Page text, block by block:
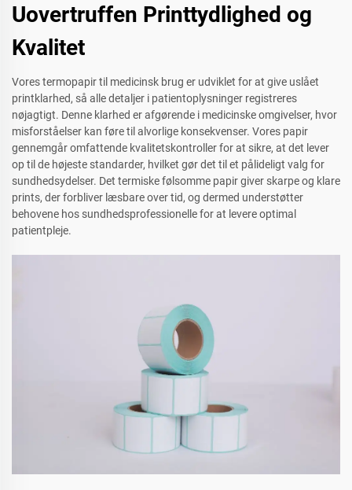
Uovertruffen Printtydlighed og
Kvalitet
Vores termopapir til medicinsk brug er udviklet for at give uslået
printklarhed, så alle detaljer i patientoplysninger registreres
nøjagtigt. Denne klarhed er afgørende i medicinske omgivelser, hvor
misforståelser kan føre til alvorlige konsekvenser. Vores papir
gennemgår omfattende kvalitetskontroller for at sikre, at det lever
op til de højeste standarder, hvilket gør det til et pålideligt valg for
sundhedsydelser. Det termiske følsomme papir giver skarpe og klare
prints, der forbliver læsbare over tid, og dermed understøtter
behovene hos sundhedsprofessionelle for at levere optimal
patientpleje.